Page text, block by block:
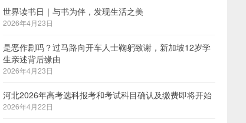
世界读书日｜与书为伴，发现生活之美
2026年4月23日
是恶作剧吗？过马路向开车人士鞠躬致谢，新加坡12岁学
生亲述背后缘由
2026年4月23日
河北2026年高考选科报考和考试科目确认及缴费即将开始
2026年4月22日